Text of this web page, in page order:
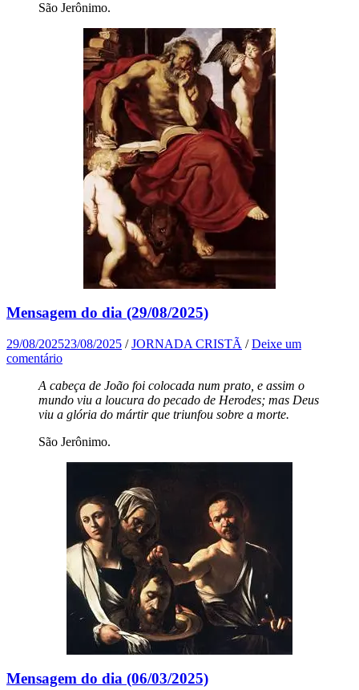
São Jerônimo.
Mensagem do dia (29/08/2025)
29/08/202523/08/2025 /JORNADA CRISTÃ /Deixe um
comentário
A cabeça de João foi colocada num prato, e assim o
mundo viu a loucura do pecado de Herodes; mas Deus
viu a glória do mártir que triunfou sobre a morte.
São Jerônimo.
Mensagem do dia (06/03/2025)